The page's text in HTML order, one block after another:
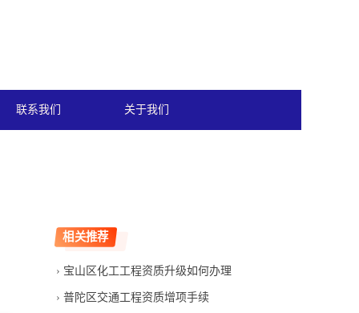
联系我们 关于我们
相关推荐
宝山区化工工程资质升级如何办理
普陀区交通工程资质增项手续